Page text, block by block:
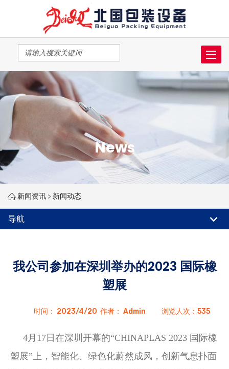
Toggle
News
新闻资讯 > 新闻动态
导航
我公司参加在深圳举办的2023 国际橡
塑展
时间： 2023/4/20 作者： Admin 浏览人次： 535
4月17日在深圳开幕的“CHINAPLAS 2023 国际橡
塑展”上，智能化、绿色化蔚然成风，创新气息扑面